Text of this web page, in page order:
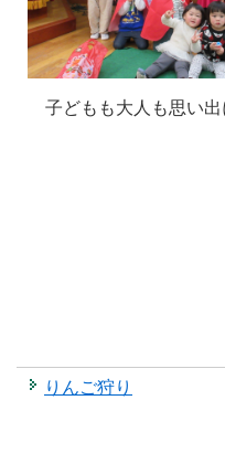
子どもも大人も思い出
りんご狩り